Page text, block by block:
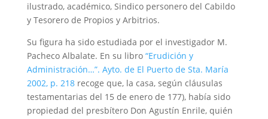
ilustrado, académico, Sindico personero del Cabildo
y Tesorero de Propios y Arbitrios.
Su figura ha sido estudiada por el investigador M.
Pacheco Albalate. En su libro “Erudición y
Administración…”. Ayto. de El Puerto de Sta. María
2002, p. 218recoge que, la casa, según cláusulas
testamentarias del 15 de enero de 177), había sido
propiedad del presbítero Don Agustín Enrile, quién